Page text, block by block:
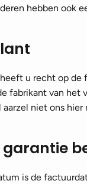
hebben ook
u recht op de
fabrikant van het
niet ons hier
is de